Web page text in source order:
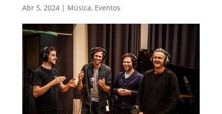
Abr 5, 2024| Música, Eventos